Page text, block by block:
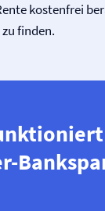
kostenfrei
finden.